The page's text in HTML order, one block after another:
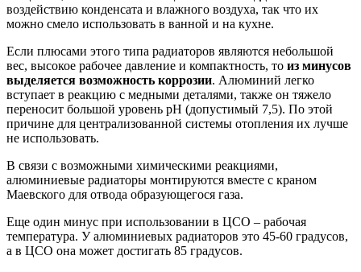
воздействию конденсата и влажного воздуха, так что их
можно смело использовать в ванной и на кухне.
Если плюсами этого типа радиаторов являются небольшой
вес, высокое рабочее давление и компактность, то из минусов
выделяется возможность коррозии. Алюминий легко
вступает в реакцию с медными деталями, также он тяжело
переносит большой уровень рН (допустимый 7,5). По этой
причине для централизованной системы отопления их лучше
не использовать.
В связи с возможными химическими реакциями,
алюминиевые радиаторы монтируются вместе с краном
Маевского для отвода образующегося газа.
Еще один минус при использовании в ЦСО – рабочая
температура. У алюминиевых радиаторов это 45-60 градусов,
а в ЦСО она может достигать 85 градусов.